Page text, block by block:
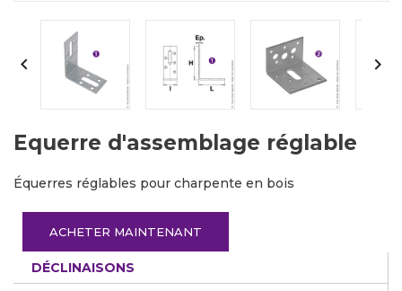
 
Equerre d'assemblage réglable
Équerres réglables pour charpente en bois
ACHETER MAINTENANT
DÉCLINAISONS